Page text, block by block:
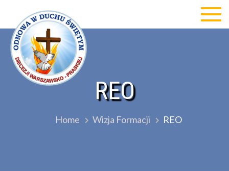
contentOdnowa w Duchu św Diecezji
Warszawsko-Praskiej
REO
Home Wizja Formacji REO